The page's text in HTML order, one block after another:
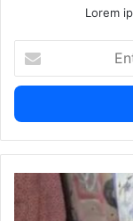
Lorem
t
r
y
u
r
“
ب